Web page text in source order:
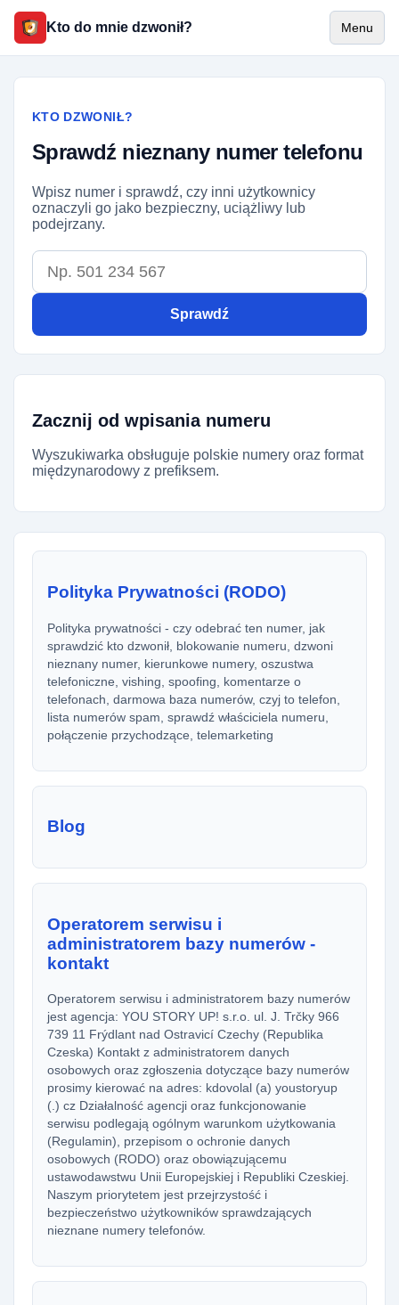
Kto do mnie dzwonił? Menu
KTO DZWONIŁ?
Sprawdź nieznany numer telefonu
Wpisz numer i sprawdź, czy inni użytkownicy
oznaczyli go jako bezpieczny, uciążliwy lub
podejrzany.
Numer telefonu
Sprawdź
Zacznij od wpisania numeru
Wyszukiwarka obsługuje polskie numery oraz format
międzynarodowy z prefiksem.
Polityka Prywatności (RODO)
Polityka prywatności - czy odebrać ten numer, jak
sprawdzić kto dzwonił, blokowanie numeru, dzwoni
nieznany numer, kierunkowe numery, oszustwa
telefoniczne, vishing, spoofing, komentarze o
telefonach, darmowa baza numerów, czyj to telefon,
lista numerów spam, sprawdź właściciela numeru,
połączenie przychodzące, telemarketing
Blog
Operatorem serwisu i
administratorem bazy numerów -
kontakt
Operatorem serwisu i administratorem bazy numerów
jest agencja: YOU STORY UP! s.r.o. ul. J. Trčky 966
739 11 Frýdlant nad Ostravicí Czechy (Republika
Czeska) Kontakt z administratorem danych
osobowych oraz zgłoszenia dotyczące bazy numerów
prosimy kierować na adres: kdovolal (a) youstoryup
(.) cz Działalność agencji oraz funkcjonowanie
serwisu podlegają ogólnym warunkom użytkowania
(Regulamin), przepisom o ochronie danych
osobowych (RODO) oraz obowiązującemu
ustawodawstwu Unii Europejskiej i Republiki Czeskiej.
Naszym priorytetem jest przejrzystość i
bezpieczeństwo użytkowników sprawdzających
nieznane numery telefonów.